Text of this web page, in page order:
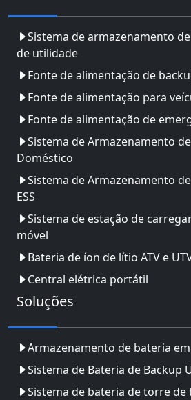
Sistema de armazenamento
de utilidade
Fonte de alimentação de
Fonte de alimentação para
Fonte de alimentação de
Sistema de Armazenamento
Doméstico
Sistema de Armazenamento
ESS
Sistema de estação de
móvel
Bateria de íon de lítio ATV e
Central elétrica portátil
Soluções
Armazenamento de bateria
Sistema de Bateria de Backup
Sistema de bateria de torre de